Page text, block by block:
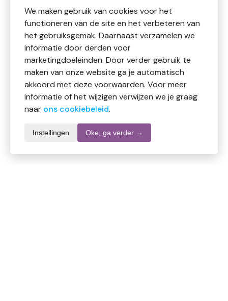
We maken gebruik van cookies voor het
functioneren van de site en het verbeteren van
het gebruiksgemak. Daarnaast verzamelen we
informatie door derden voor
marketingdoeleinden. Door verder gebruik te
maken van onze website ga je automatisch
akkoord met deze voorwaarden. Voor meer
informatie of het wijzigen verwijzen we je graag
naar ons cookiebeleid.
Instellingen Oke, ga verder →